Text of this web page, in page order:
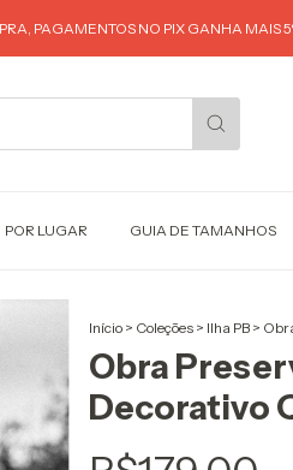
PAGAMENTOS NO PIX GANHA MAIS
POR LUGAR GUIA DE TAMANHOS
Início > Coleções > Ilha PB >
Obra
Decorativo